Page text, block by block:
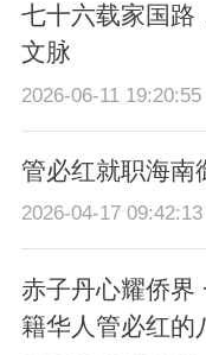
七十六载家国路
文脉
2026-06-11 19:20:55
管必红就职海南
2026-04-17 09:42:13
赤子丹心耀侨
籍华人管必红的